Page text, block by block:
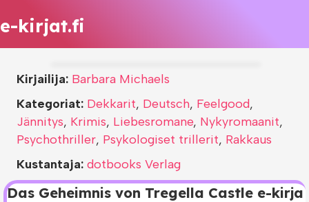
e-kirjat.fi
Das Geheimnis von Tregella Castle e-kirja
Kirjailija: Barbara Michaels
Kategoriat: Dekkarit, Deutsch, Feelgood,
Jännitys, Krimis, Liebesromane, Nykyromaanit,
Psychothriller, Psykologiset trillerit, Rakkaus
Kustantaja: dotbooks Verlag